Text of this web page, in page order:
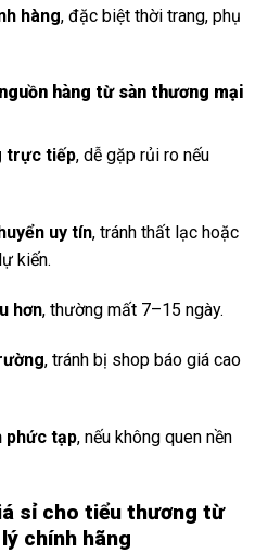
hàng, đặc biệt thời trang, phụ
hàng từ sàn thương mại
trực tiếp, dễ gặp rủi ro nếu
uy tín, tránh thất lạc hoặc
kiến.
hơn, thường mất 7–15 ngày.
, tránh bị shop báo giá cao
phức tạp, nếu không quen nền
sỉ cho tiểu thương từ
chính hãng